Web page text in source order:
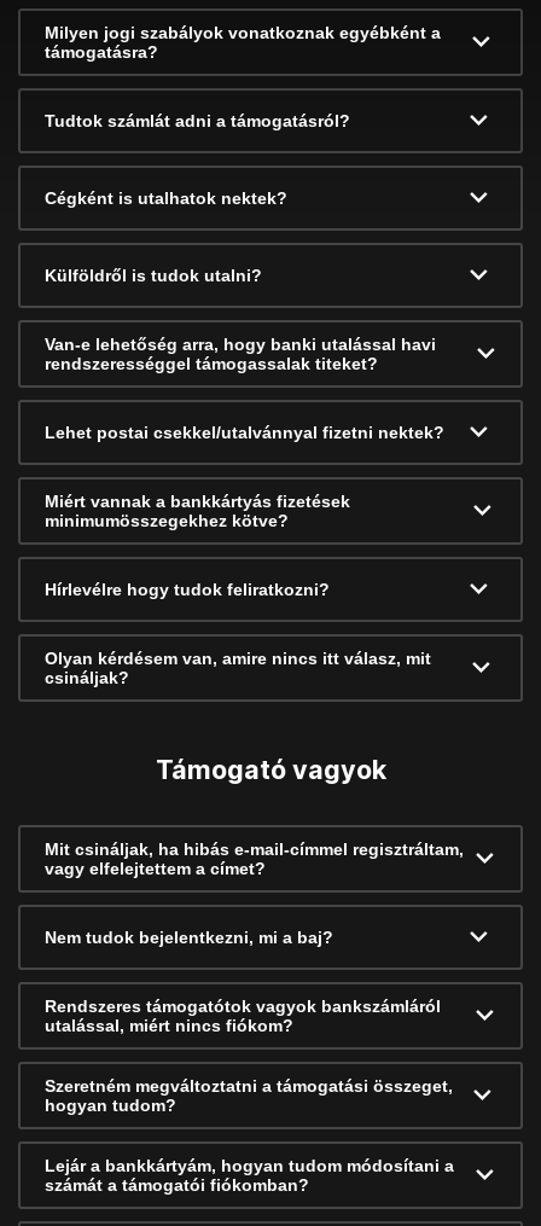
Milyen jogi szabályok vonatkoznak egyébként a
támogatásra?
Tudtok számlát adni a támogatásról?
Cégként is utalhatok nektek?
Külföldről is tudok utalni?
Van-e lehetőség arra, hogy banki utalással havi
rendszerességgel támogassalak titeket?
Lehet postai csekkel/utalvánnyal fizetni nektek?
Miért vannak a bankkártyás fizetések
minimumösszegekhez kötve?
Hírlevélre hogy tudok feliratkozni?
Olyan kérdésem van, amire nincs itt válasz, mit
csináljak?
Támogató vagyok
Mit csináljak, ha hibás e-mail-címmel regisztráltam,
vagy elfelejtettem a címet?
Nem tudok bejelentkezni, mi a baj?
Rendszeres támogatótok vagyok bankszámláról
utalással, miért nincs fiókom?
Szeretném megváltoztatni a támogatási összeget,
hogyan tudom?
Lejár a bankkártyám, hogyan tudom módosítani a
számát a támogatói fiókomban?